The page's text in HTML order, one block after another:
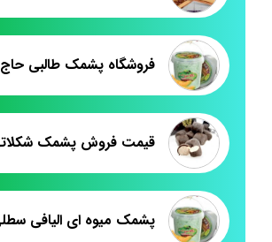
فروشگاه پشمک طالبی حاج
قیمت فروش پشمک
پشمک میوه ای الیافی